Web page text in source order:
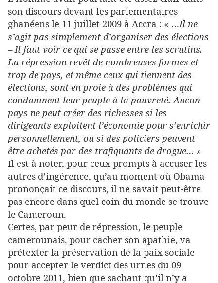
son discours devant les parlementaires
ghanéens le 11 juillet 2009 à Accra : « …Il ne
s’agit pas simplement d’organiser des élections
– Il faut voir ce qui se passe entre les scrutins.
La répression revêt de nombreuses formes et
trop de pays, et même ceux qui tiennent des
élections, sont en proie à des problèmes qui
condamnent leur peuple à la pauvreté. Aucun
pays ne peut créer des richesses si les
dirigeants exploitent l’économie pour s’enrichir
personnellement, ou si des policiers peuvent
être achetés par des trafiquants de drogue… »
Il est à noter, pour ceux prompts à accuser les
autres d’ingérence, qu’au moment où Obama
prononçait ce discours, il ne savait peut-être
pas encore dans quel coin du monde se trouve
le Cameroun.
Certes, par peur de répression, le peuple
camerounais, pour cacher son apathie, va
prétexter la préservation de la paix sociale
pour accepter le verdict des urnes du 09
octobre 2011, bien que sachant qu’il n’y a